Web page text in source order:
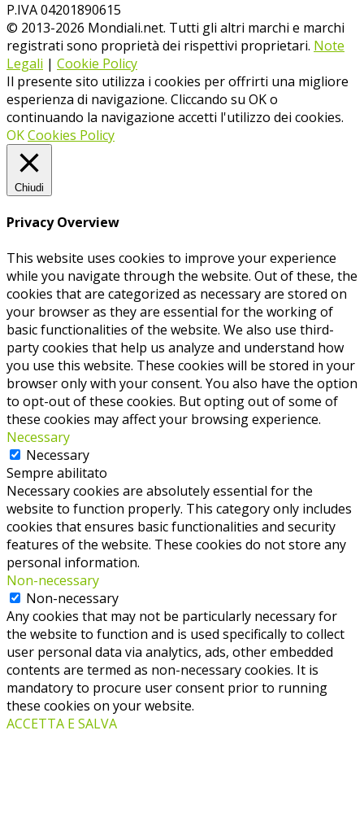
P.IVA 04201890615
© 2013-2026 Mondiali.net. Tutti gli altri marchi e marchi
registrati sono proprietà dei rispettivi proprietari. Note
Legali | Cookie Policy
Il presente sito utilizza i cookies per offrirti una migliore
esperienza di navigazione. Cliccando su OK o
continuando la navigazione accetti l'utilizzo dei cookies.
OKCookies Policy
Chiudi
Privacy Overview
This website uses cookies to improve your experience
while you navigate through the website. Out of these, the
cookies that are categorized as necessary are stored on
your browser as they are essential for the working of
basic functionalities of the website. We also use third-
party cookies that help us analyze and understand how
you use this website. These cookies will be stored in your
browser only with your consent. You also have the option
to opt-out of these cookies. But opting out of some of
these cookies may affect your browsing experience.
Necessary
Necessary
Sempre abilitato
Necessary cookies are absolutely essential for the
website to function properly. This category only includes
cookies that ensures basic functionalities and security
features of the website. These cookies do not store any
personal information.
Non-necessary
Non-necessary
Any cookies that may not be particularly necessary for
the website to function and is used specifically to collect
user personal data via analytics, ads, other embedded
contents are termed as non-necessary cookies. It is
mandatory to procure user consent prior to running
these cookies on your website.
ACCETTA E SALVA